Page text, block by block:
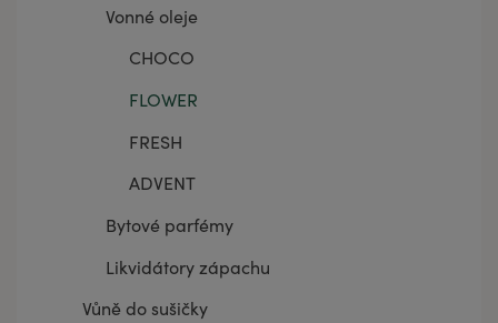
Vonné oleje
CHOCO
FLOWER
FRESH
ADVENT
Bytové parfémy
Likvidátory zápachu
Vůně do sušičky